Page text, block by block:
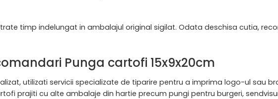
timp indelungat in ambalajul original sigilat. Odata deschisa cutia,
Punga cartofi 15x9x20cm
utilizati servicii specializate de tiparire pentru a imprima logo-ul sau
prajiti cu alte ambalaje din hartie precum pungi pentru burgeri,